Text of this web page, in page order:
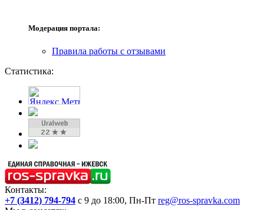
Модерация портала:
Правила работы с отзывами
Статистика:
Контакты:
+7 (3412) 794-794 с 9 до 18:00, Пн-Пт reg@ros-spravka.com